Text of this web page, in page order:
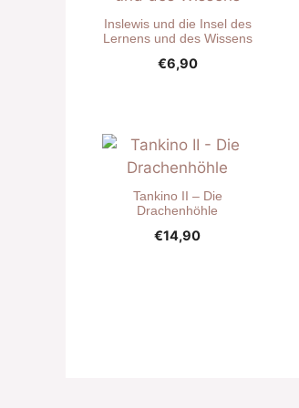
Inslewis und die Insel des
Lernens und des Wissens
€6,90
Tankino II – Die
Drachenhöhle
€14,90